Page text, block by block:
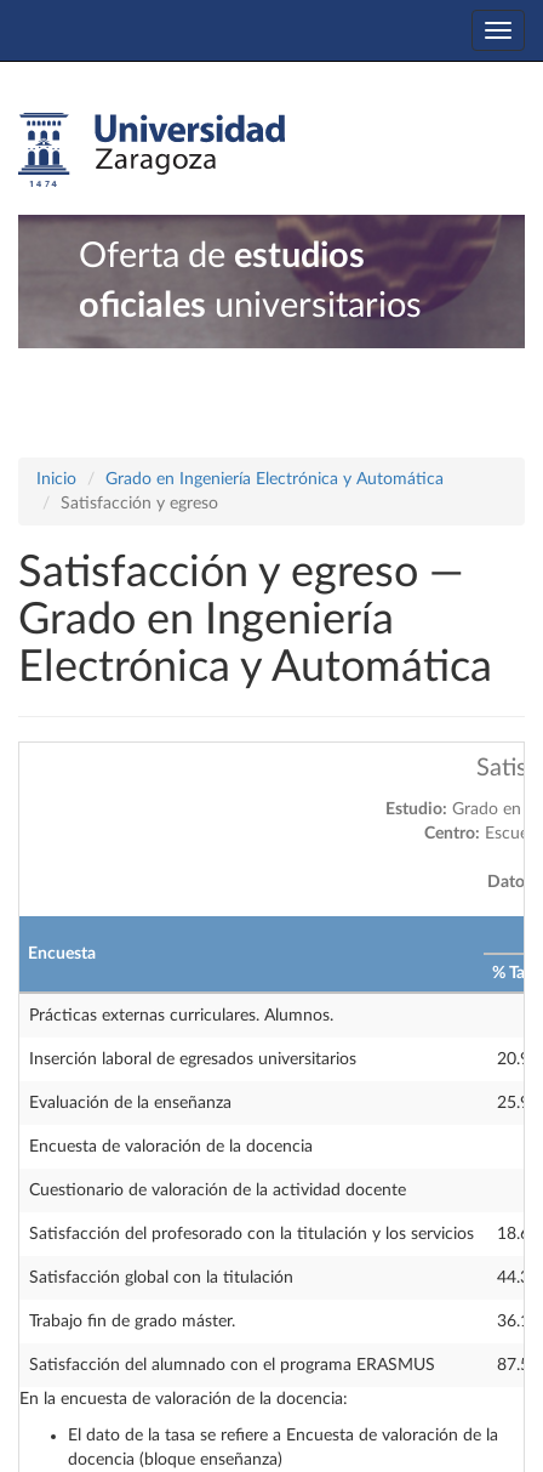
Oferta de estudios
oficiales universitarios
Inicio
Grado en Ingeniería Electrónica y Automática
Satisfacción y egreso
Satisfacción y egreso —
Grado en Ingeniería
Electrónica y Automática
Estudio: Grado en
Centro:
Datos
Encuesta
% Tasa
Prácticas externas curriculares. Alumnos.
Inserción laboral de egresados universitarios 20.93
Evaluación de la enseñanza 25.96
Encuesta de valoración de la docencia
Cuestionario de valoración de la actividad docente
Satisfacción del profesorado con la titulación y los servicios 18.60
Satisfacción global con la titulación 44.30
Trabajo fin de grado máster. 36.10
Satisfacción del alumnado con el programa ERASMUS
87.50
En la encuesta de valoración de la docencia:
El dato de la tasa se refiere a Encuesta de valoración de la
docencia (bloque enseñanza)